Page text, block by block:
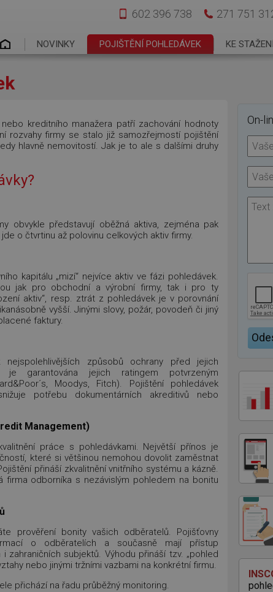
602 396 738 271 751
Hlavní menu
NOVINKY POJIŠTĚNÍ POHLEDÁVEK KE STAŽENÍ
kreditního manažera patří zachování hodnoty
rozvahy firmy se stalo již samozřejmostí pojištění
hlavně nemovitostí. Jak je to ale s dalšími druhy
obvykle představují oběžná aktiva, zejména pak
o čtvrtinu až polovinu celkových aktiv firmy.
kapitálu „mizí“ nejvíce aktiv ve fázi pohledávek.
jak pro obchodní a výrobní firmy, tak i pro ty
aktiv“, resp. ztrát z pohledávek je v porovnání
vyšší. Jinými slovy, požár, povodeň či jiný
faktury.
způsobů ochrany před jejich
je garantována jejich ratingem potvrzeným
Moodys, Fitch). Pojištění pohledávek
potřebu dokumentárních akreditivů nebo
Management)
práce s pohledávkami. Největší přínos je
které si většinou nemohou dovolit zaměstnat
přináší zkvalitnění vnitřního systému a kázně.
firma odborníka s nezávislým pohledem na bonitu
prověření bonity vašich odběratelů. Pojišťovny
o odběratelích a současně mají přístup
zahraničních subjektů. Výhodu přináší tzv. „pohled
nebo jinými tržními vazbami na konkrétní firmu.
přichází na řadu průběžný monitoring.
On-